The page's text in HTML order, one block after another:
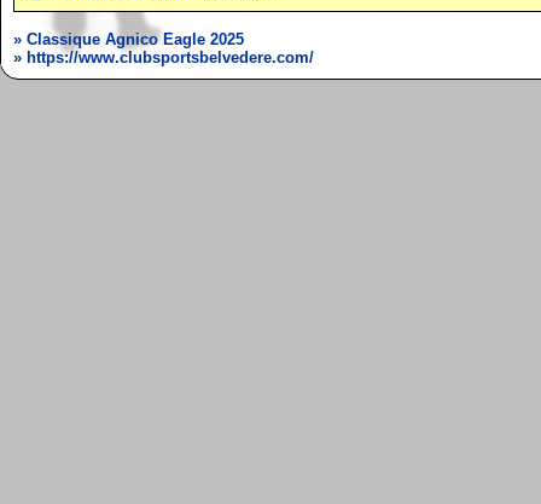
» Classique Agnico Eagle 2025
» https://www.clubsportsbelvedere.com/